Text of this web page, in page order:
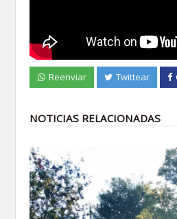
Reenviar Twittear
NOTICIAS RELACIONADAS